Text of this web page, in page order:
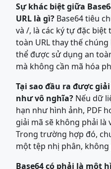
Sự khác biệt giữa
URL là gì? Base64 tiêu
và /, là các ký tự đặc biệt
toàn URL thay thế chúng
thể được sử dụng an
mà không cần mã hóa
Tại sao đầu ra được
như vô nghĩa? Nếu dữ
hạn như hình ảnh, PDF
giải mã sẽ không phải là
Trong trường hợp đó,
một tệp nhị phân, không
Base64 có phải là một